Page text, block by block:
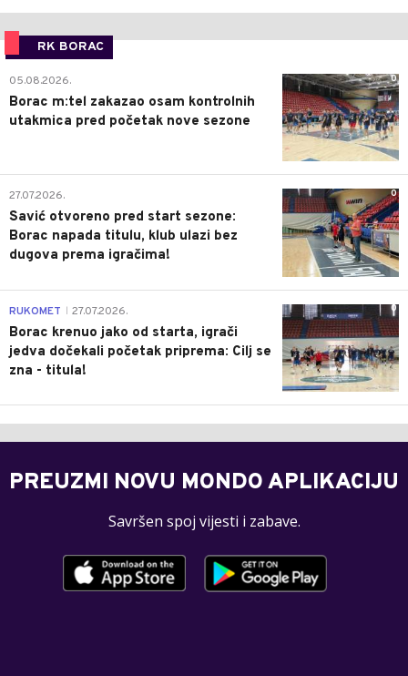
RK BORAC
0
05.08.2026.
Borac m:tel zakazao osam kontrolnih
utakmica pred početak nove sezone
0
27.07.2026.
Savić otvoreno pred start sezone:
Borac napada titulu, klub ulazi bez
dugova prema igračima!
0
RUKOMET 27.07.2026.
Borac krenuo jako od starta, igrači
jedva dočekali početak priprema: Cilj se
zna - titula!
PREUZMI NOVU MONDO APLIKACIJU
Savršen spoj vijesti i zabave.